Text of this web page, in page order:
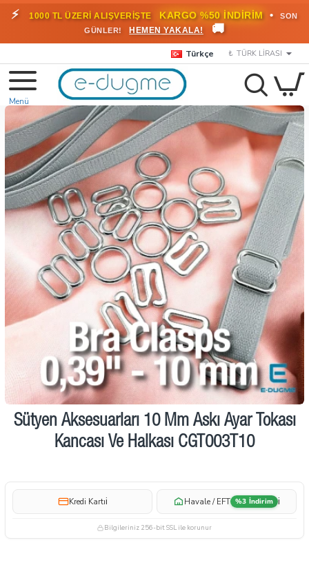
⚡ 1000 TL ÜZERİ ALIŞVERİŞTE KARGO %50 İNDİRİM •
SON
GÜNLER!
HEMEN YAKALA! 🚚
Türkçe ₺ TÜRK LIRASI
Sütyen Aksesuarları 10 Mm Askı Ayar Tokası
Kancası Ve Halkası CGT003T10
Kredi Kartıi Havale / EFT %3 İndirim i
Bilgileriniz 256-bit SSL ile korunur